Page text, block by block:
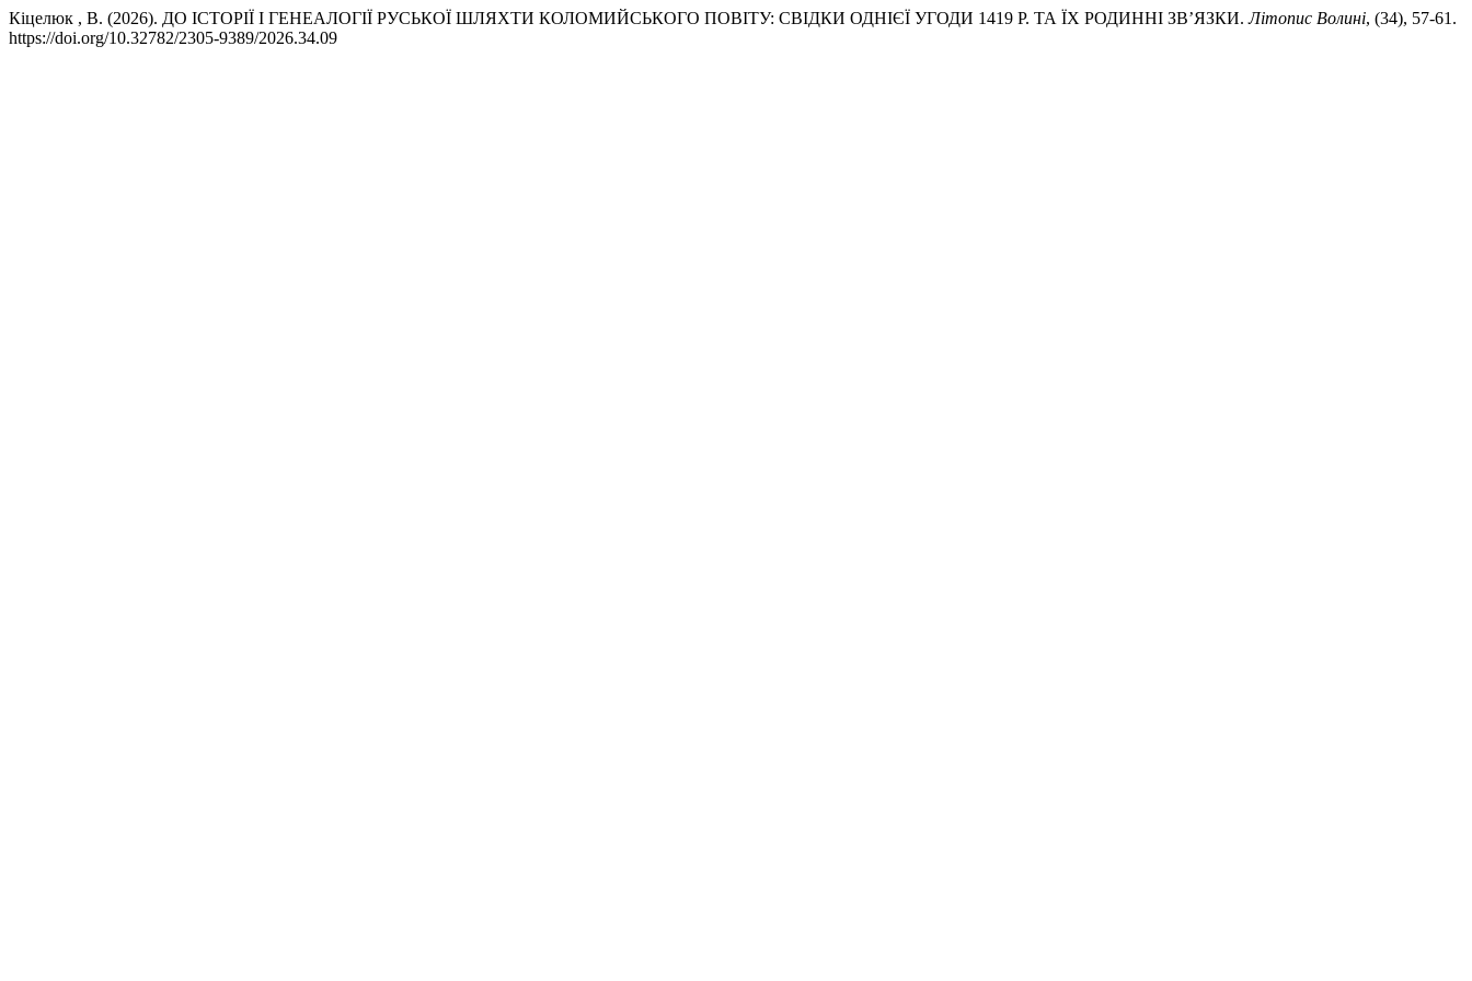
Кіцелюк , В. (2026). ДО ІСТОРІЇ І ГЕНЕАЛОГІЇ РУСЬКОЇ ШЛЯХТИ КОЛОМИЙСЬКОГО ПОВІТУ: СВІДКИ ОДНІЄЇ УГОДИ 1419 Р. ТА ЇХ РОДИННІ ЗВ’ЯЗКИ.Літопис Волині, (34), 57-61.
https://doi.org/10.32782/2305-9389/2026.34.09